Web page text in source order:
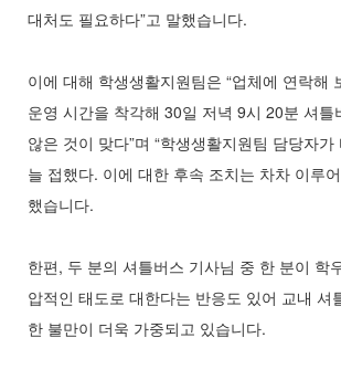
대처도 필요하다”고 말했습니다.
이에 대해 학생생활지원팀은 “업체에 연락해
운영 시간을 착각해 30일 저녁 9시 20분 셔틀
않은 것이 맞다”며 “학생생활지원팀 담당자
늘 접했다. 이에 대한 후속 조치는 차차 이루
했습니다.
한편, 두 분의 셔틀버스 기사님 중 한 분이 학
압적인 태도로 대한다는 반응도 있어 교내 셔
한 불만이 더욱 가중되고 있습니다.